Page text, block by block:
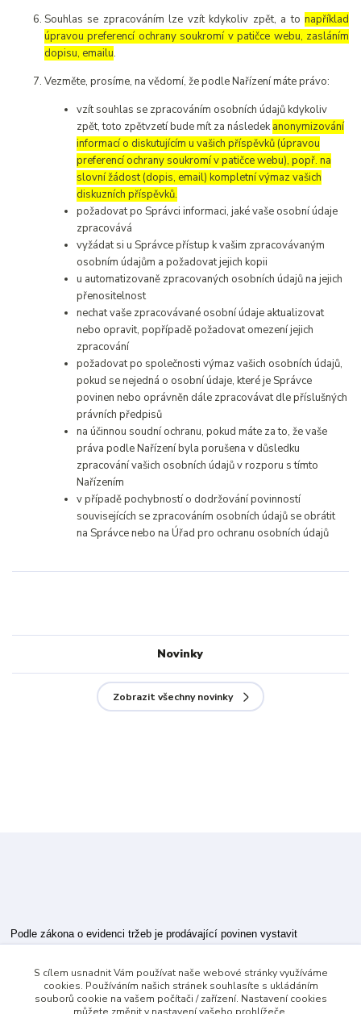
Novinky
Zobrazit všechny novinky
Souhlas se zpracováním lze vzít kdykoliv zpět, a to například
úpravou preferencí ochrany soukromí v patičce webu, zasláním
dopisu, emailu.
Vezměte, prosíme, na vědomí, že podle Nařízení máte právo:
vzít souhlas se zpracováním osobních údajů kdykoliv
zpět, toto zpětvzetí bude mít za následekanonymizování
informací o diskutujícím u vašich příspěvků (úpravou
preferencí ochrany soukromí v patičce webu), popř. na
slovní žádost (dopis, email) kompletní výmaz vašich
diskuzních příspěvků.
požadovat po Správci informaci, jaké vaše osobní údaje
zpracovává
vyžádat si u Správce přístup k vašim zpracovávaným
osobním údajům a požadovat jejich kopii
u automatizovaně zpracovaných osobních údajů na jejich
přenositelnost
nechat vaše zpracovávané osobní údaje aktualizovat
nebo opravit, popřípadě požadovat omezení jejich
zpracování
požadovat po společnosti výmaz vašich osobních údajů,
pokud se nejedná o osobní údaje, které je Správce
povinen nebo oprávněn dále zpracovávat dle příslušných
právních předpisů
na účinnou soudní ochranu, pokud máte za to, že vaše
práva podle Nařízení byla porušena v důsledku
zpracování vašich osobních údajů v rozporu s tímto
Nařízením
v případě pochybností o dodržování povinností
souvisejících se zpracováním osobních údajů se obrátit
na Správce nebo na Úřad pro ochranu osobních údajů
Podle zákona o evidenci tržeb je prodávající povinen vystavit
Zároveň je povinen zaevidovat přijatou tržbu u správce daně online; v
případě technického výpadku pak nejpozději do 48 hodin.
S cílem usnadnit Vám používat naše webové stránky využíváme
cookies. Používáním našich stránek souhlasíte s ukládáním
souborů cookie na vašem počítači / zařízení. Nastavení cookies
můžete změnit v nastavení vašeho prohlížeče.